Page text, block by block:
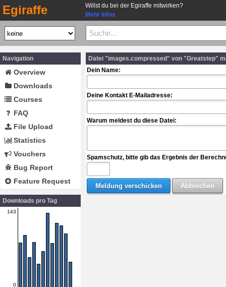
Egiraffe
Willst du bei der Egiraffe mitwirken?
Mehr Infos
Navigation
Overview
Downloads
Courses
FAQ
File Upload
Statistics
Vouchers
Bug Report
Feature Request
Downloads pro Tag
143
0
Datei "images.compressed" von "Greatstep"
Dein Name:
Deine Kontakt E-Mailadresse:
Warum meldest du diese Datei:
Spamschutz, bitte gib das Ergebnis der